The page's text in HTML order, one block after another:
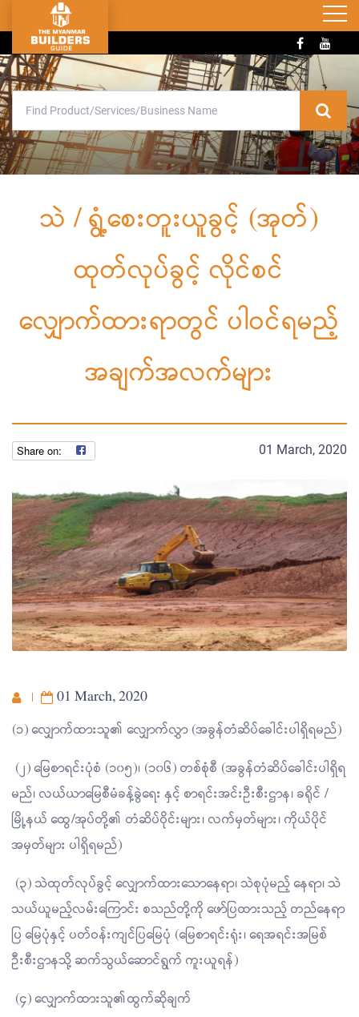
သဲ / ရွံ့စေးတူးယူခွင့် (အုတ်)
ထုတ်လုပ်ခွင့် လိုင်စင်
လျှောက်ထားရာတွင် ပါဝင်ရမည့်
အချက်အလက်များ
01 March, 2020
01 March, 2020
(၁) လျှောက်ထားသူ၏ လျှောက်လွှာ (အခွန်တံဆိပ်ခေါင်းပါရှိရမည်)
(၂) မြေစာရင်းပုံစံ (၁၀၅)၊ (၁၀၆) တစ်စုံစီ (အခွန်တံဆိပ်ခေါင်းပါရှိရ
မည်၊ လယ်ယာမြေစီမံခန့်ခွဲရေး နှင့် စာရင်းအင်းဦးစီးဌာန၊ ခရိုင် /
မြို့နယ် ထွေ/အုပ်တို့၏ တံဆိပ်ဝိုင်းများ၊ လက်မှတ်များ၊ ကိုယ်ပိုင်
အမှတ်များ ပါရှိရမည်)
(၃) သဲထုတ်လုပ်ခွင့် လျှောက်ထားသောနေရာ၊ သဲစုပုံမည့် နေရာ၊ သဲ
သယ်ယူမည့်လမ်းကြောင်း စသည်တို့ကို ဖော်ပြထားသည့် တည်နေရာ
ပြ မြေပုံနှင့် ပတ်ဝန်းကျင်ပြမြေပုံ (မြေစာရင်းရုံး၊ ရေအရင်းအမြစ်
ဦးစီးဌာနသို့ ဆက်သွယ်ဆောင်ရွက် ကူးယူရန်)
(၄) လျှောက်ထားသူ၏ထွက်ဆိုချက်